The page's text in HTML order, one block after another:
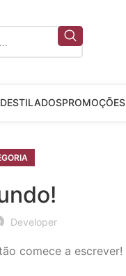
DESTILADOSPROMOÇÕES
Developer
comece a escrever!